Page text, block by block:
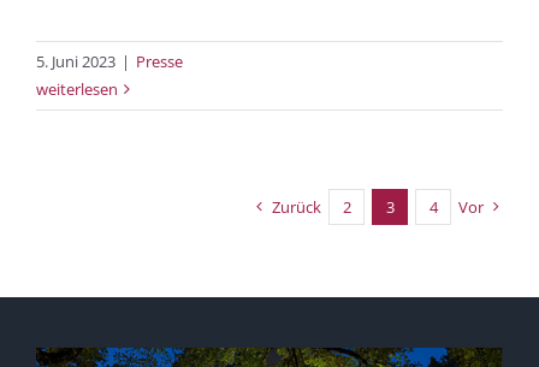
5. Juni 2023 | Presse
weiterlesen
Zurück 2 3 4 Vor